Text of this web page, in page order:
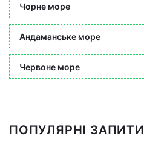
Чорне море
Андаманське море
Червоне море
ПОПУЛЯРНІ ЗАПИТИ